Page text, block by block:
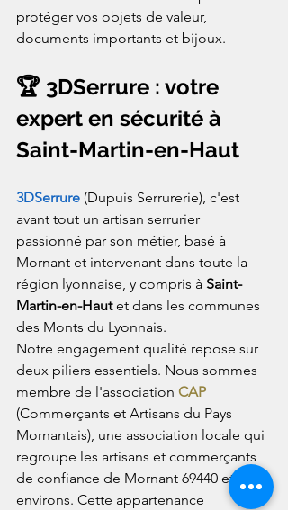
protéger vos objets de valeur,
documents importants et bijoux.
🏆 3DSerrure : votre
expert en sécurité à
Saint-Martin-en-Haut
3DSerrure (Dupuis Serrurerie), c'est
avant tout un artisan serrurier
passionné par son métier, basé à
Mornant et intervenant dans toute la
région lyonnaise, y compris à Saint-
Martin-en-Haut et dans les communes
des Monts du Lyonnais.
Notre engagement qualité repose sur
deux piliers essentiels. Nous sommes
membre de l'association CAP
(Commerçants et Artisans du Pays
Mornantais), une association locale qui
regroupe les artisans et commerçants
de confiance de Mornant 69440 et ses
environs. Cette appartenance